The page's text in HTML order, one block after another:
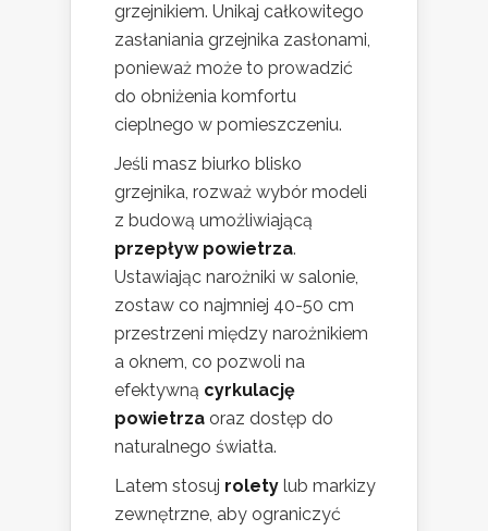
grzejnikiem. Unikaj całkowitego
zasłaniania grzejnika zasłonami,
ponieważ może to prowadzić
do obniżenia komfortu
cieplnego w pomieszczeniu.
Jeśli masz biurko blisko
grzejnika, rozważ wybór modeli
z budową umożliwiającą
przepływ powietrza.
Ustawiając narożniki w salonie,
zostaw co najmniej 40-50 cm
przestrzeni między narożnikiem
a oknem, co pozwoli na
efektywną cyrkulację
powietrza oraz dostęp do
naturalnego światła.
Latem stosuj rolety lub markizy
zewnętrzne, aby ograniczyć